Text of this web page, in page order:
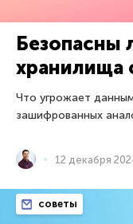
Безопасны
хранилища
Что угрожает
зашифрованных
12 декабря
советы